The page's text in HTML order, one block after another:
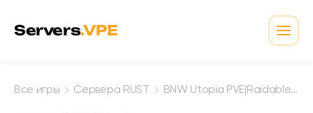
Servers.VPE
Все игры Сервера RUST BNW Utopia PVE|RaidableBases|Events|Up to 2.5x|Jetpack